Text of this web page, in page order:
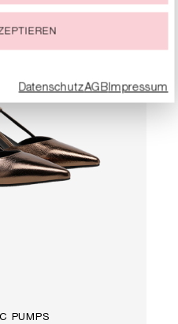
PUMPS
oder widerrufen.
DatenschutzAGBImpressum